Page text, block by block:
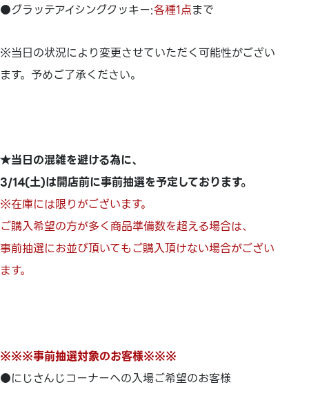
●グラッテアイシングクッキー:各種1点まで
※当日の状況により変更させていただく可能性がござい
ます。予めご了承ください。
★当日の混雑を避ける為に、
3/14(土)は開店前に事前抽選を予定しております。
※在庫には限りがございます。
ご購入希望の方が多く商品準備数を超える場合は、
事前抽選にお並び頂いてもご購入頂けない場合がござい
ます。
※※※事前抽選対象のお客様※※※
●にじさんじコーナーへの入場ご希望のお客様